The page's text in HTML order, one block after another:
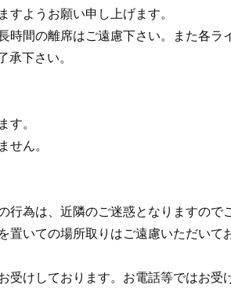
ようお願い申し上げます。
間の離席はご遠慮下さい。また各ラ
下さい。
。
ん。
為は、近隣のご迷惑となりますので
いての場所取りはご遠慮いただいて
けしております。お電話等ではお受